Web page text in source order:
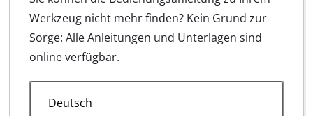
Werkzeug nicht mehr finden? Kein Grund zur
Sorge: Alle Anleitungen und Unterlagen sind
online verfügbar.